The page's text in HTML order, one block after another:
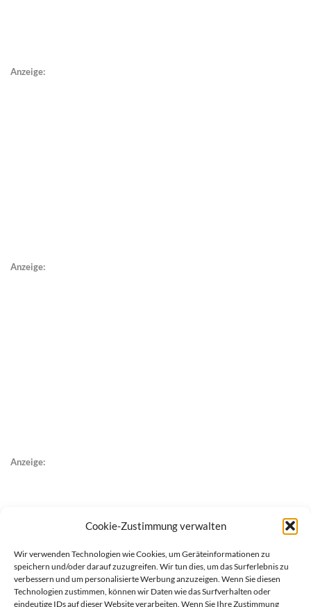
Cookie-Zustimmung verwalten
Wir verwenden Technologien wie Cookies, um Geräteinformationen zu
speichern und/oder darauf zuzugreifen. Wir tun dies, um das Surferlebnis zu
verbessern und um personalisierte Werbung anzuzeigen. Wenn Sie diesen
Technologien zustimmen, können wir Daten wie das Surfverhalten oder
eindeutige IDs auf dieser Website verarbeiten. Wenn Sie Ihre Zustimmung
Anzeige:
Anzeige:
Anzeige: